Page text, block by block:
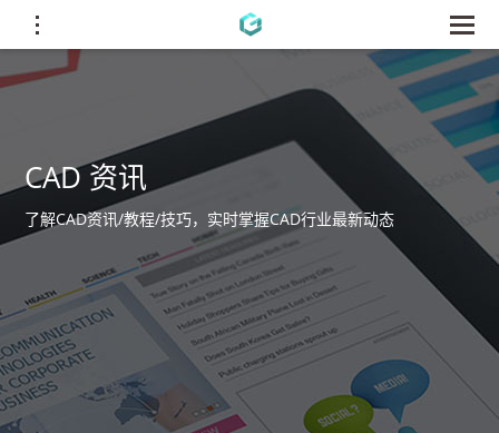
CAD 资讯
了解CAD资讯/教程/技巧，实时掌握CAD行业最新动态